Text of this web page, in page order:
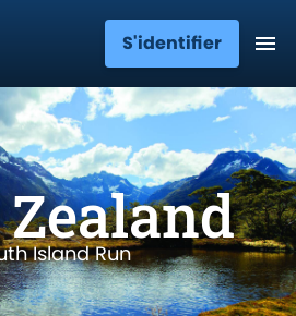
S'identifier
Island Run